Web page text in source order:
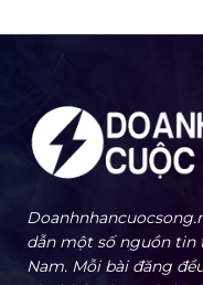
dẫn một số nguồn tin
Nam. Mỗi bài đăng